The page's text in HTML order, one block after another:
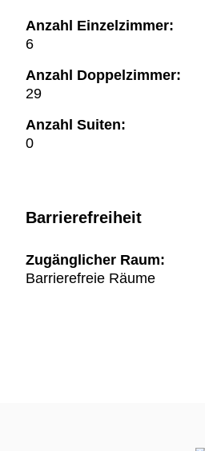
Anzahl Einzelzimmer:
6
Anzahl Doppelzimmer:
29
Anzahl Suiten:
0
Barrierefreiheit
Zugänglicher Raum:
Barrierefreie Räume